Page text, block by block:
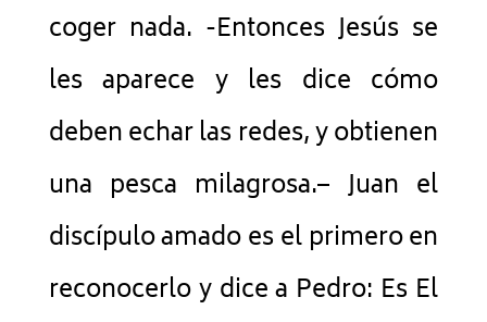
coger nada. -Entonces Jesús se
les aparece y les dice cómo
deben echar las redes, y obtienen
una pesca milagrosa.– Juan el
discípulo amado es el primero en
reconocerlo y dice a Pedro: Es El